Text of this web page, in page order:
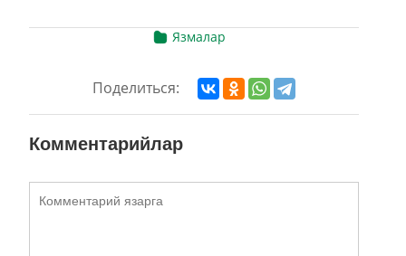
Язмалар
Поделиться:
Комментарийлар